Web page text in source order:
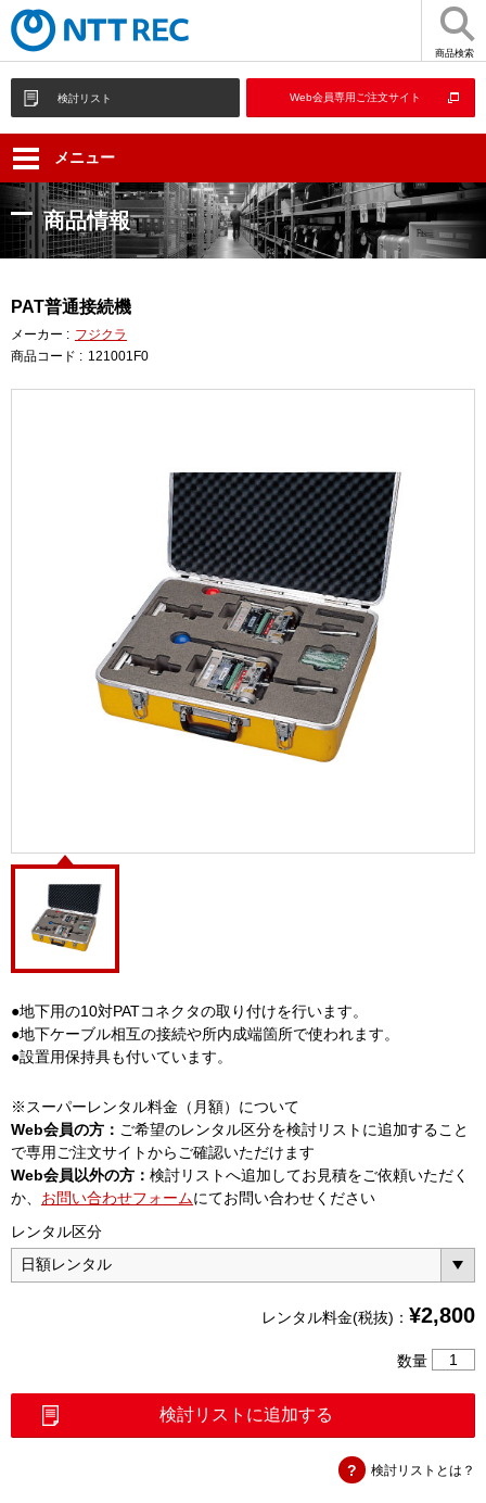
商品検索
検討リスト Web会員専用ご注文サイト
メニュー
商品情報
PAT普通接続機
メーカー : フジクラ
商品コード : 121001F0
●地下用の10対PATコネクタの取り付けを行います。
●地下ケーブル相互の接続や所内成端箇所で使われます。
●設置用保持具も付いています。
※スーパーレンタル料金（月額）について
Web会員の方： ご希望のレンタル区分を検討リストに追加すること
で専用ご注文サイトからご確認いただけます
Web会員以外の方： 検討リストへ追加してお見積をご依頼いただく
か、 お問い合わせフォームにてお問い合わせください
レンタル区分
レンタル料金(税抜)： ¥2,800
数量
PAT
機
検討リストに追加する
検討リストとは？